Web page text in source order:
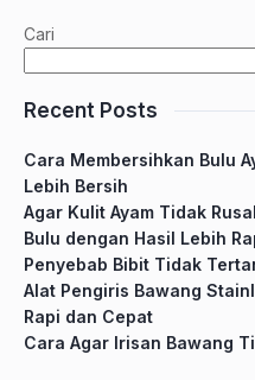
Cari
Recent Posts
Cara Membersihkan Bulu
Lebih Bersih
Agar Kulit Ayam Tidak
Bulu dengan Hasil Lebih
Penyebab Bibit Tidak
Alat Pengiris Bawang
Rapi dan Cepat
Cara Agar Irisan Bawang